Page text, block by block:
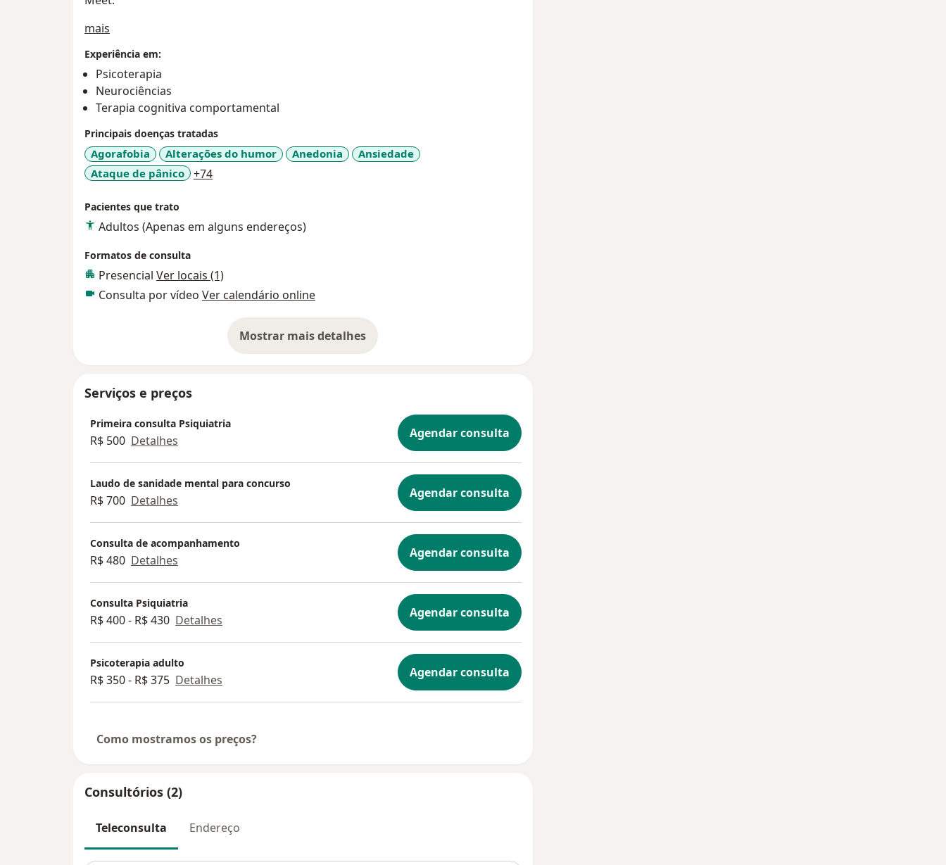
mais
Experiência em:
Psicoterapia
Neurociências
Terapia cognitiva comportamental
Principais doenças tratadas
Agorafobia Alterações do humor Anedonia
Ansiedade
Ataque de pânico
+74a11y_sr_more_diseases
Pacientes que trato
Adultos (Apenas em alguns endereços)
Formatos de consulta
Presencial Ver locais (1)
Consulta por vídeo Ver calendário online
Mostrar mais detalhes
sobre a experiência
Serviços e preços
Primeira consulta Psiquiatria
R$ 500 Detalhes Agendar consulta
Laudo de sanidade mental para concurso
R$ 700 Detalhes Agendar consulta
Consulta de acompanhamento
R$ 480 Detalhes Agendar consulta
Consulta Psiquiatria
R$ 400 - R$ 430 Detalhes Agendar consulta
Psicoterapia adulto
R$ 350 - R$ 375 Detalhes Agendar consulta
Como mostramos os preços?
Consultórios (2)
Teleconsulta Endereço